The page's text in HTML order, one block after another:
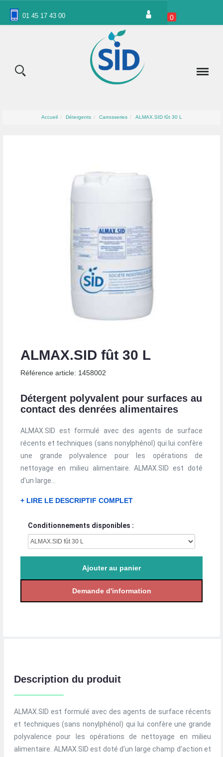
01 45 17 43 00 0
Accueil Détergents Carrosseries ALMAX.SID fût 30 L
ALMAX.SID fût 30 L
Référence article: 1458002
Détergent polyvalent pour surfaces au
contact des denrées alimentaires
ALMAX.SID est formulé avec des agents de surface
récents et techniques (sans nonylphénol) qui lui confère
une grande polyvalence pour les opérations de
nettoyage en milieu alimentaire. ALMAX.SID est doté
d'un large...
+ LIRE LE DESCRIPTIF COMPLET
Conditionnements disponibles :
Description du produit
ALMAX.SID est formulé avec des agents de surface récents
et techniques (sans nonylphénol) qui lui confère une grande
polyvalence pour les opérations de nettoyage en milieu
alimentaire. ALMAX.SID est doté d'un large champ d'action et